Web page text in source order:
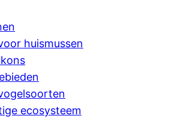
huismussen
ecosysteem